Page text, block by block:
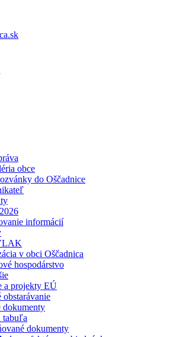
obce
do Oščadnice
informácií
v obci Oščadnica
hospodárstvo
a projekty EÚ
obstarávanie
dokumenty
tabuľa
dokumenty